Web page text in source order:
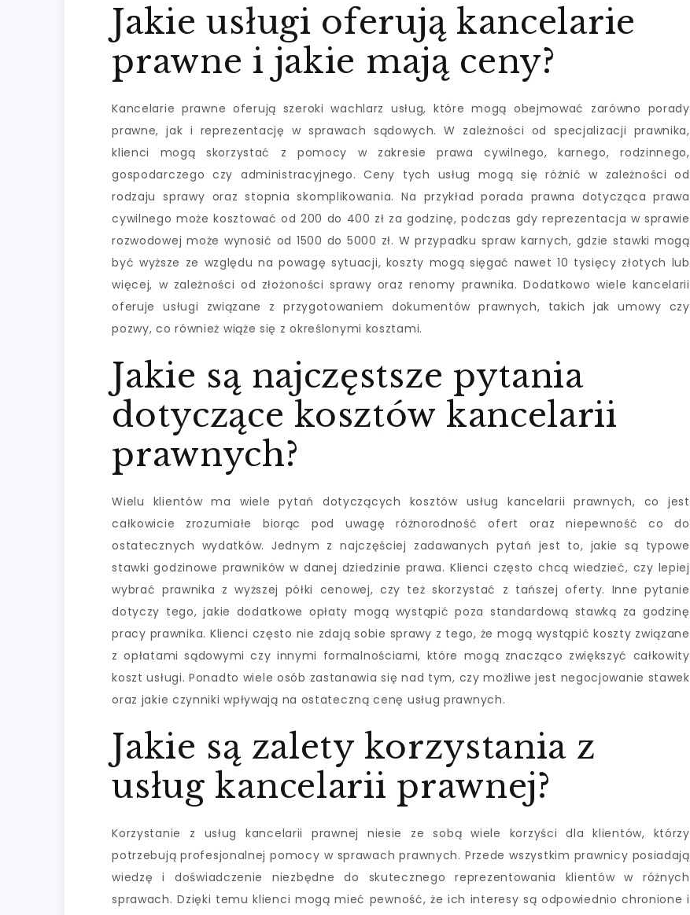
Jakie usługi oferują kancelarie
prawne i jakie mają ceny?
Kancelarie prawne oferują szeroki wachlarz usług, które mogą obejmować zarówno porady
prawne, jak i reprezentację w sprawach sądowych. W zależności od specjalizacji prawnika,
klienci mogą skorzystać z pomocy w zakresie prawa cywilnego, karnego, rodzinnego,
gospodarczego czy administracyjnego. Ceny tych usług mogą się różnić w zależności od
rodzaju sprawy oraz stopnia skomplikowania. Na przykład porada prawna dotycząca prawa
cywilnego może kosztować od 200 do 400 zł za godzinę, podczas gdy reprezentacja w sprawie
rozwodowej może wynosić od 1500 do 5000 zł. W przypadku spraw karnych, gdzie stawki mogą
być wyższe ze względu na powagę sytuacji, koszty mogą sięgać nawet 10 tysięcy złotych lub
więcej, w zależności od złożoności sprawy oraz renomy prawnika. Dodatkowo wiele kancelarii
oferuje usługi związane z przygotowaniem dokumentów prawnych, takich jak umowy czy
pozwy, co również wiąże się z określonymi kosztami.
Jakie są najczęstsze pytania
dotyczące kosztów kancelarii
prawnych?
Wielu klientów ma wiele pytań dotyczących kosztów usług kancelarii prawnych, co jest
całkowicie zrozumiałe biorąc pod uwagę różnorodność ofert oraz niepewność co do
ostatecznych wydatków. Jednym z najczęściej zadawanych pytań jest to, jakie są typowe
stawki godzinowe prawników w danej dziedzinie prawa. Klienci często chcą wiedzieć, czy lepiej
wybrać prawnika z wyższej półki cenowej, czy też skorzystać z tańszej oferty. Inne pytanie
dotyczy tego, jakie dodatkowe opłaty mogą wystąpić poza standardową stawką za godzinę
pracy prawnika. Klienci często nie zdają sobie sprawy z tego, że mogą wystąpić koszty związane
z opłatami sądowymi czy innymi formalnościami, które mogą znacząco zwiększyć całkowity
koszt usługi. Ponadto wiele osób zastanawia się nad tym, czy możliwe jest negocjowanie stawek
oraz jakie czynniki wpływają na ostateczną cenę usług prawnych.
Jakie są zalety korzystania z
usług kancelarii prawnej?
Korzystanie z usług kancelarii prawnej niesie ze sobą wiele korzyści dla klientów, którzy
potrzebują profesjonalnej pomocy w sprawach prawnych. Przede wszystkim prawnicy posiadają
wiedzę i doświadczenie niezbędne do skutecznego reprezentowania klientów w różnych
sprawach. Dzięki temu klienci mogą mieć pewność, że ich interesy są odpowiednio chronione i